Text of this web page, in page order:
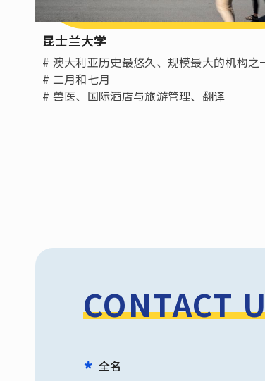
昆士兰大学
# 澳大利亚历史最悠久、规模最大的机构之
# 二月和七月
# 兽医、国际酒店与旅游管理、翻译
CONTACT
全名